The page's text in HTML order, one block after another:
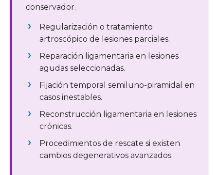
conservador.
Regularización o tratamiento
artroscópico de lesiones parciales.
Reparación ligamentaria en lesiones
agudas seleccionadas.
Fijación temporal semiluno-piramidal en
casos inestables.
Reconstrucción ligamentaria en lesiones
crónicas.
Procedimientos de rescate si existen
cambios degenerativos avanzados.